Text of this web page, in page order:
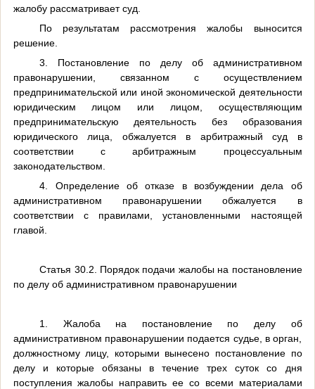
жалобу рассматривает суд.
По результатам рассмотрения жалобы выносится
решение.
3. Постановление по делу об административном
правонарушении, связанном с осуществлением
предпринимательской или иной экономической деятельности
юридическим лицом или лицом, осуществляющим
предпринимательскую деятельность без образования
юридического лица, обжалуется в арбитражный суд в
соответствии с арбитражным процессуальным
законодательством.
4. Определение об отказе в возбуждении дела об
административном правонарушении обжалуется в
соответствии с правилами, установленными настоящей
главой.
Статья 30.2. Порядок подачи жалобы на постановление
по делу об административном правонарушении
1. Жалоба на постановление по делу об
административном правонарушении подается судье, в орган,
должностному лицу, которыми вынесено постановление по
делу и которые обязаны в течение трех суток со дня
поступления жалобы направить ее со всеми материалами